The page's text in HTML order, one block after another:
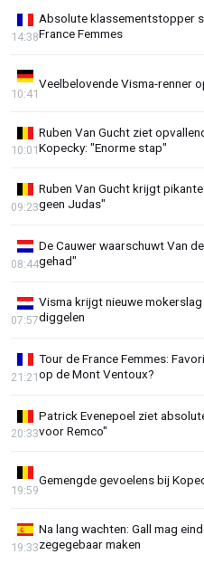
Absolute klassementstopper
France Femmes
14:38
Veelbelovende Visma-renner
10:41
Ruben Van Gucht ziet
Kopecky: "Enorme stap"
10:01
Ruben Van Gucht krijgt
geen Judas"
09:23
De Cauwer waarschuwt Van
gehad"
08:44
Visma krijgt nieuwe mokerslag
diggelen
07:57
Tour de France Femmes:
op de Mont Ventoux?
21:21
Patrick Evenepoel ziet
voor Remco"
20:33
Gemengde gevoelens bij
19:59
Na lang wachten: Gall mag
zegegebaar maken
19:33